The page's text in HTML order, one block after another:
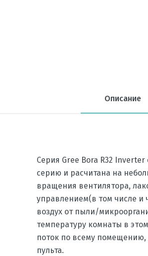
Описание
Серия Gree Bora R32
серию и расчитана на
вращения вентилятора,
управлением(в том числе
воздух от пыли/
температуру комнаты в
поток по всему помещению,
пульта.